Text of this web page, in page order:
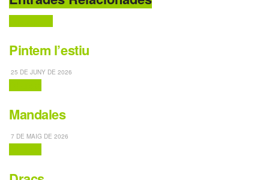
Pintem l’estiu
25 DE JUNY DE 2026
Mandales
7 DE MAIG DE 2026